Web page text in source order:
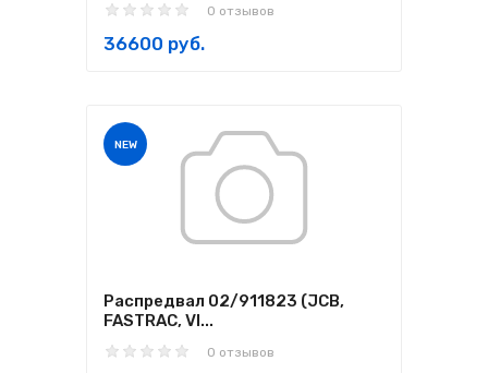
0 отзывов
36600 руб.
NEW
Распредвал 02/911823 (JCB,
FASTRAC, VI...
0 отзывов